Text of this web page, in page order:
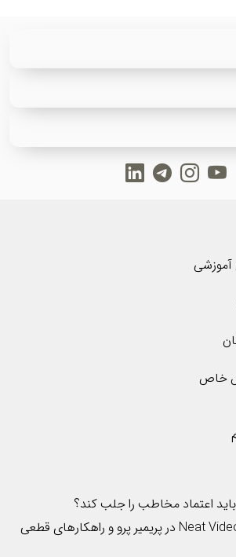
آموزشی
خاص
اعتماد مخاطب را جلب کند؟
علت فریز شدن Neat Video در پریمیر پرو و راهکارهای قطعی